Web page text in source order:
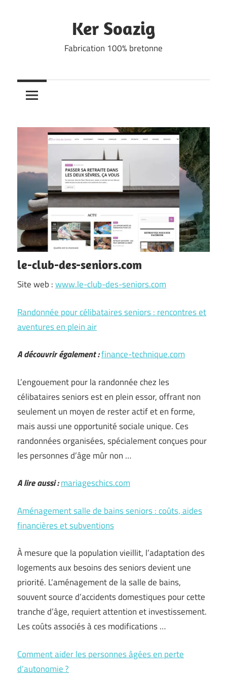
Ker Soazig
Fabrication 100% bretonne
le-club-des-seniors.com
Site web :www.le-club-des-seniors.com
Randonnée pour célibataires seniors : rencontres et
aventures en plein air
A découvrir également :finance-technique.com
L’engouement pour la randonnée chez les
célibataires seniors est en plein essor, offrant non
seulement un moyen de rester actif et en forme,
mais aussi une opportunité sociale unique. Ces
randonnées organisées, spécialement conçues pour
les personnes d’âge mûr non …
A lire aussi :mariageschics.com
Aménagement salle de bains seniors : coûts, aides
financières et subventions
À mesure que la population vieillit, l’adaptation des
logements aux besoins des seniors devient une
priorité. L’aménagement de la salle de bains,
souvent source d’accidents domestiques pour cette
tranche d’âge, requiert attention et investissement.
Les coûts associés à ces modifications …
Comment aider les personnes âgées en perte
d’autonomie ?